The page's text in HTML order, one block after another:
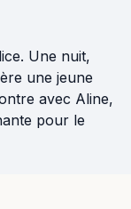
Une nuit,
une jeune
avec Aline,
pour le